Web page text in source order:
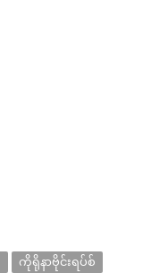
ကိုရိုနာဗိုင်းရပ်စ်